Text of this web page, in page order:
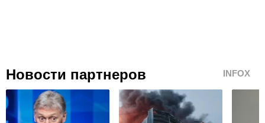
Новости партнеров INFOX